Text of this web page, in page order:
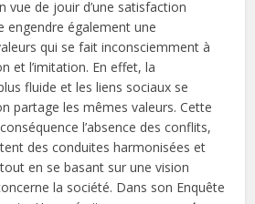
vue de jouir d’une satisfaction
engendre également une
qui se fait inconsciemment à
et l’imitation. En effet, la
fluide et les liens sociaux se
partage les mêmes valeurs. Cette
l’absence des conflits,
des conduites harmonisées et
en se basant sur une vision
la société. Dans son Enquête